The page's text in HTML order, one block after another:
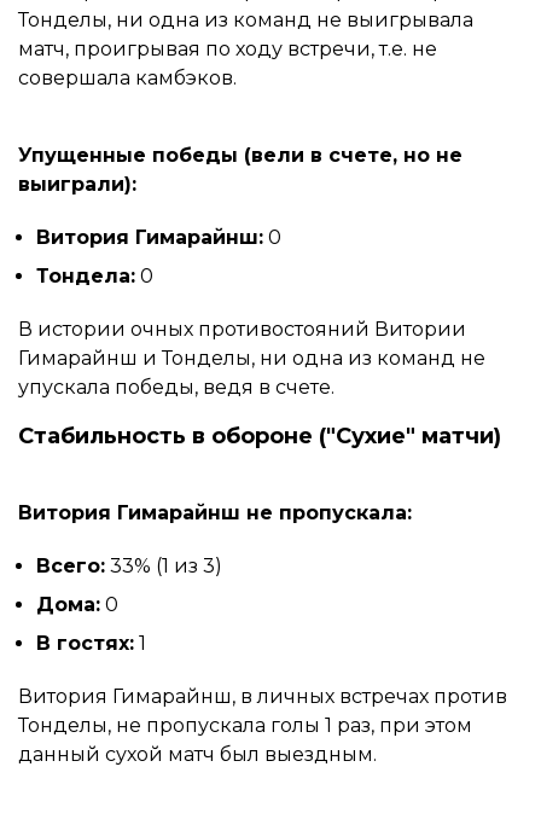
Тонделы, ни одна из команд не выигрывала
матч, проигрывая по ходу встречи, т.е. не
совершала камбэков.
Упущенные победы (вели в счете, но не
выиграли):
Витория Гимарайнш: 0
Тондела: 0
В истории очных противостояний Витории
Гимарайнш и Тонделы, ни одна из команд не
упускала победы, ведя в счете.
Стабильность в обороне ("Сухие" матчи)
Витория Гимарайнш не пропускала:
Всего: 33% (1 из 3)
Дома: 0
В гостях: 1
Витория Гимарайнш, в личных встречах против
Тонделы, не пропускала голы 1 раз, при этом
данный сухой матч был выездным.